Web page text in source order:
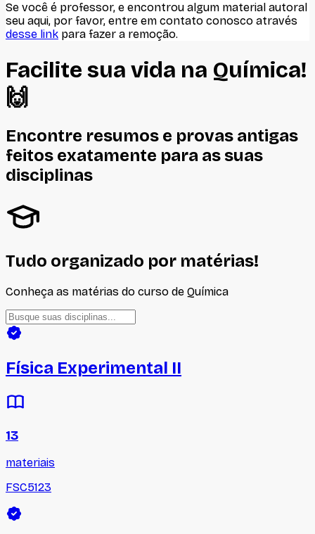
Se você é professor, e encontrou algum material autoral
seu aqui, por favor, entre em contato conosco através
desse link para fazer a remoção.
Facilite sua vida na Química!
🙌
Encontre resumos e provas antigas
feitos exatamente para as suas
disciplinas
Tudo organizado por matérias!
Conheça as matérias do curso de Química
Física Experimental II
13
materiais
FSC5123